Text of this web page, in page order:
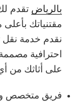
بالرياض تقدم
مقتنياتك
نقدم خدمة نقل
احترافية
على أثاثك من
فريق متخصص